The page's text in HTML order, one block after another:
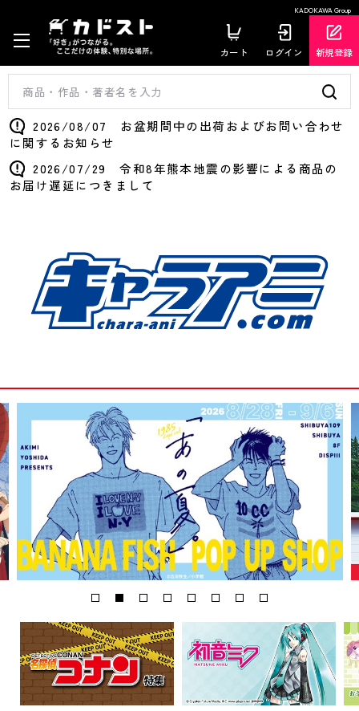
KADOKAWA Group
カート ログイン 新規登録
2026/08/07 お盆期間中の出荷およびお問い合わせ
に関するお知らせ
2026/07/29 令和8年熊本地震の影響による商品の
お届け遅延につきまして